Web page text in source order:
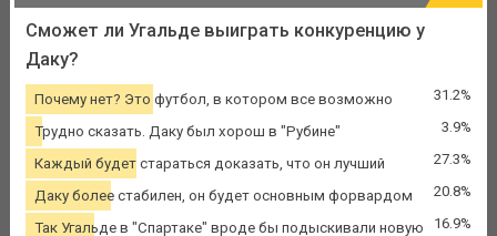
Сможет ли Угальде выиграть конкуренцию у
Даку?
Почему нет? Это футбол, в котором все возможно 31.2%
Трудно сказать. Даку был хорош в "Рубине" 3.9%
Каждый будет стараться доказать, что он лучший 27.3%
Даку более стабилен, он будет основным форвардом 20.8%
Так Угальде в "Спартаке" вроде бы подыскивали новую
16.9%